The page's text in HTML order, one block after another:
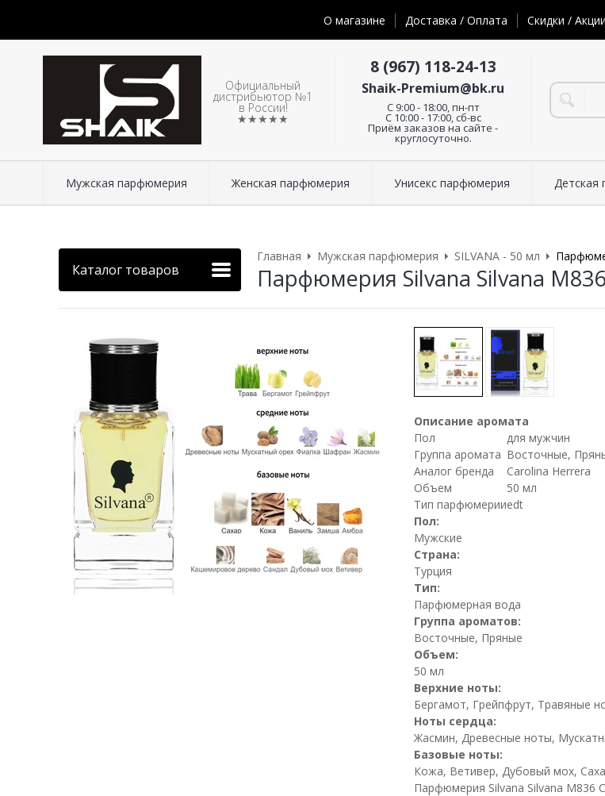
О магазине Доставка / Оплата Скидки / Акции
Официальный
дистрибьютор №1
в России!
★★★★★
8 (967) 118-24-13
Shaik-Premium@bk.ru
C 9:00 - 18:00, пн-пт
С 10:00 - 17:00, сб-вс
Приём заказов на сайте -
круглосуточно.
Мужская парфюмерия Женская парфюмерия Унисекс парфюмерия Детская
Каталог товаров
Главная Мужская парфюмерия SILVANA - 50 мл
Парфюмерия Silvana Silvana
Описание аромата
Пол
для мужчин
Группа аромата Восточные,
Аналог бренда
Carolina Herrera
Объем
50 мл
Тип парфюмерииedt
Пол:
Мужские
Страна:
Турция
Тип:
Парфюмерная вода
Группа ароматов:
Восточные, Пряные
Объем:
50 мл
Верхние ноты:
Бергамот, Грейпфрут, Травяные
Ноты сердца:
Жасмин, Древесные ноты,
Базовые ноты:
Кожа, Ветивер, Дубовый мох,
Парфюмерия Silvana Silvana M836